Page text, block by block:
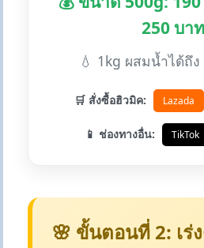
250 บาท
💧 1kg ผสมน้ำได้ถึ
🛒 สั่งซื้อฮิวมิค: Lazada
📱 ช่องทางอื่น: TikTok
🌸 ขั้นตอนที่ 2: เร่